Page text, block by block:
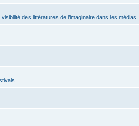
des littératures de l’imaginaire dans les médias